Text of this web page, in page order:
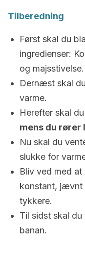
Tilberedning
Først skal du
ingredienser:
og majsstivelse.
Dernæst skal
varme.
Herefter skal du
mens du rører
Nu skal du
slukke for
Bliv ved med
konstant, jævnt
tykkere.
Til sidst skal
banan.